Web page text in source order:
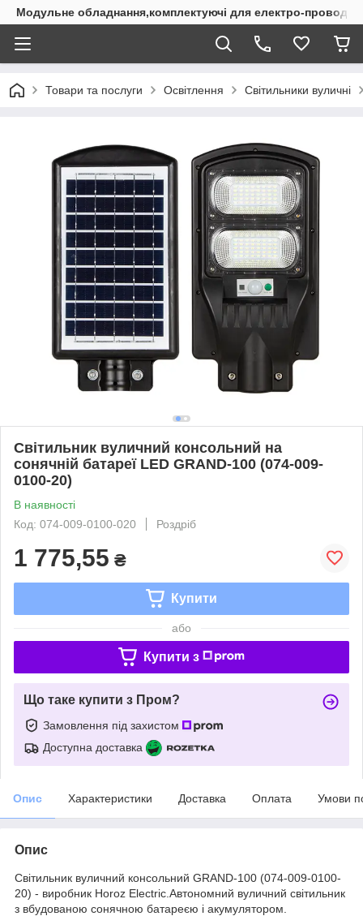
Модульне обладнання,комплектуючі для електро-проводки
Товари та послуги Освітлення Світильники вуличні
Світильник вуличний консольний на
сонячній батареї LED GRAND-100 (074-009-
0100-20)
В наявності
Код: 074-009-0100-020
Роздріб
1 775,55 ₴
Купити
або
Купити з
Що таке купити з Пром?
Замовлення під захистом
Доступна доставка
Опис Характеристики Доставка Оплата Умови
Опис
Світильник вуличний консольний GRAND-100 (074-009-0100-
20) - виробник Horoz Electric.Автономний вуличний світильник
з вбудованою сонячною батареєю і акумулятором.